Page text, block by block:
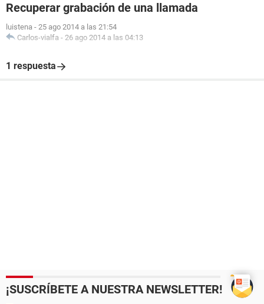
Recuperar grabación de una llamada
luistena - 25 ago 2014 a las 21:54
Carlos-vialfa - 26 ago 2014 a las 04:13
1 respuesta
¡SUSCRÍBETE A NUESTRA NEWSLETTER!